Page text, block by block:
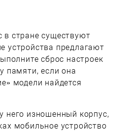
стране существуют
устройства предлагают
сброс настроек
памяти, если она
модели найдется
него изношенный корпус,
мобильное устройство